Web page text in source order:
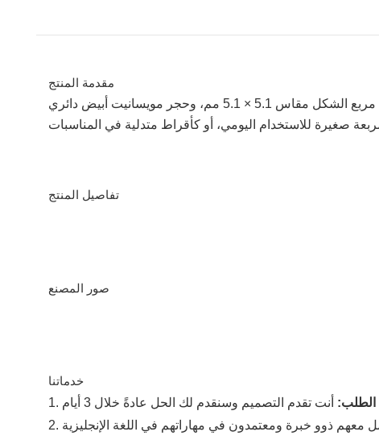
مقدمة المنتج
هذه الأقراط المتدلية متعددة الاستخدامات مصنوعة من الذهب الأبيض والوردي عيار 14 قيراطًا بلونين، مرصعة بحجر مويسانيت مربع الشكل مقاس 5.1 × 5.1 مم، وحجر مويسانيت أبيض دائري
تفاصيل المنتج
صور المصنع
خدماتنا
1.
أنت تقدم التصميم وسنقدم لك الحل عادةً خلال 3 أيام
2.